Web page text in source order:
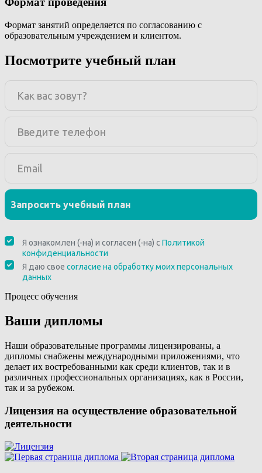
Формат занятий определяется по согласованию с
образовательным учреждением и клиентом.
Посмотрите учебный план
Процесс обучения
Ваши дипломы
Наши образовательные программы лицензированы, а
дипломы снабжены международными приложениями, что
делает их востребованными как среди клиентов, так и в
различных профессиональных организациях, как в России,
так и за рубежом.
Лицензия на осуществление образовательной
деятельности